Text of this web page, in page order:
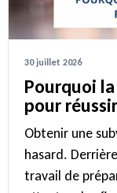
30 juillet 2026
Pourquoi
pour
Obtenir une
hasard.
travail de